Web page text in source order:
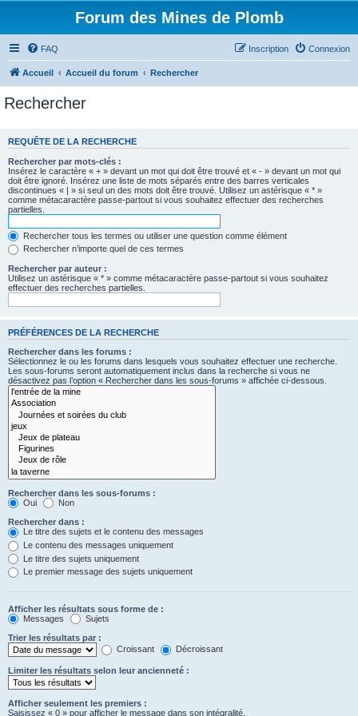
Forum des Mines de Plomb
FAQ Connexion
Inscription
Accueil Accueil du forum Rechercher
Rechercher
REQUÊTE DE LA RECHERCHE
Rechercher par mots-clés :
Insérez le caractère « + » devant un mot qui doit être trouvé et « - » devant un mot qui
doit être ignoré. Insérez une liste de mots séparés entre des barres verticales
discontinues « | » si seul un des mots doit être trouvé. Utilisez un astérisque « * »
comme métacaractère passe-partout si vous souhaitez effectuer des recherches
partielles.
Rechercher tous les termes ou utiliser une question comme élément
Rechercher n’importe quel de ces termes
Rechercher par auteur :
Utilisez un astérisque « * » comme métacaractère passe-partout si vous souhaitez
effectuer des recherches partielles.
PRÉFÉRENCES DE LA RECHERCHE
Rechercher dans les forums :
Sélectionnez le ou les forums dans lesquels vous souhaitez effectuer une recherche.
Les sous-forums seront automatiquement inclus dans la recherche si vous ne
désactivez pas l’option « Rechercher dans les sous-forums » affichée ci-dessous.
Rechercher dans les sous-forums :
Oui
Non
Rechercher dans :
Le titre des sujets et le contenu des messages
Le contenu des messages uniquement
Le titre des sujets uniquement
Le premier message des sujets uniquement
Afficher les résultats sous forme de :
Messages
Sujets
Trier les résultats par :
Croissant
Décroissant
Limiter les résultats selon leur ancienneté :
Afficher seulement les premiers :
Saisissez « 0 » pour afficher le message dans son intégralité.